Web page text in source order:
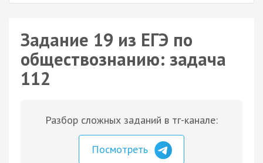
Задание 19 из ЕГЭ по
обществознанию: задача
112
Разбор сложных заданий в тг-канале:
Посмотреть